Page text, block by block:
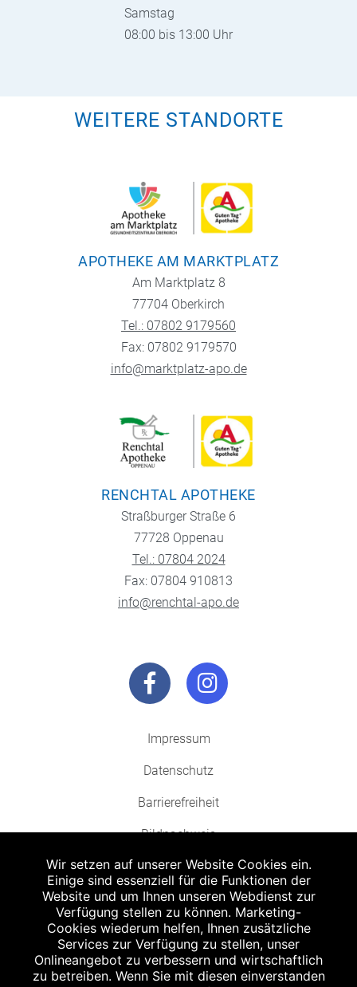
Samstag
08:00 bis 13:00 Uhr
WEITERE STANDORTE
APOTHEKE AM MARKTPLATZ
Am Marktplatz 8
77704 Oberkirch
Tel.: 07802 9179560
Fax: 07802 9179570
info@marktplatz-apo.de
RENCHTAL APOTHEKE
Straßburger Straße 6
77728 Oppenau
Tel.: 07804 2024
Fax: 07804 910813
info@renchtal-apo.de
Impressum
Datenschutz
Barrierefreiheit
Bildnachweis
Abgabe in haushaltsüblichen Mengen, solange der Vorrat reicht. Für Druck-
und Satzfehler keine Haftung.
Zu Risiken und Nebenwirkungen lesen Sie die Packungsbeilage und fragen
Sie Ihren Arzt oder Apotheker.
Wir setzen auf unserer Website Cookies ein.
Einige sind essenziell für die Funktionen der
Website und um Ihnen unseren Webdienst zur
Verfügung stellen zu können. Marketing-
Cookies wiederum helfen, Ihnen zusätzliche
Services zur Verfügung zu stellen, unser
Onlineangebot zu verbessern und wirtschaftlich
zu betreiben. Wenn Sie mit diesen einverstanden